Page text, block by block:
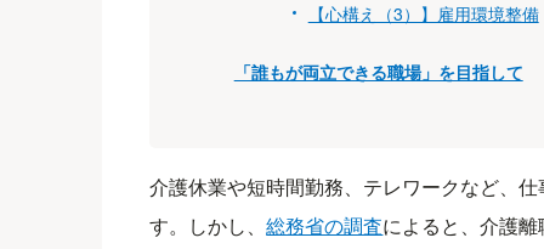
【心構え（3）】雇用環境整備
「誰もが両立できる職場」を目指して
介護休業や短時間勤務、テレワークなど、
す。しかし、総務省の調査によると、介護